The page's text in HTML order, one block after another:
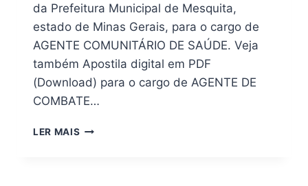
da Prefeitura Municipal de Mesquita,
estado de Minas Gerais, para o cargo de
AGENTE COMUNITÁRIO DE SAÚDE. Veja
também Apostila digital em PDF
(Download) para o cargo de AGENTE DE
COMBATE…
LER MAIS [DOWNLOAD]